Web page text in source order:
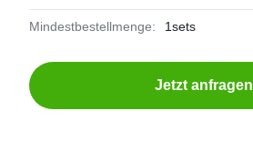
Mindestbestellmenge: 1sets
Jetzt anfragen